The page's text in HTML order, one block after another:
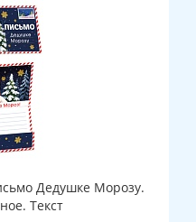
Дедушке Морозу.
Текст